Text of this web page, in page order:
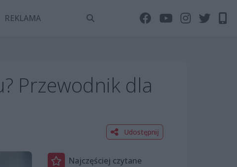
REKLAMA
Przewodnik dla
Udostępnij
Najczęściej czytane